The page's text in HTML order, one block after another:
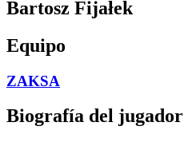
Bartosz Fijałek
Equipo
ZAKSA
Biografía del jugador